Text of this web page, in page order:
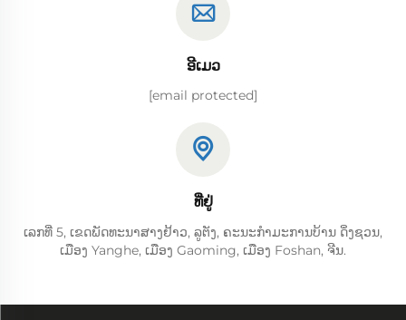
ອີເມວ
[email protected]
ທີ່ຢູ່
ເລກທີ່ 5, ເຂດພັດທະນາສາງຢ້າວ, ລູຕັງ, ຄະນະກຳມະການບ້ານ ດິ່ງຊວນ,
ເມືອງ Yanghe, ເມືອງ Gaoming, ເມືອງ Foshan, ຈີນ.